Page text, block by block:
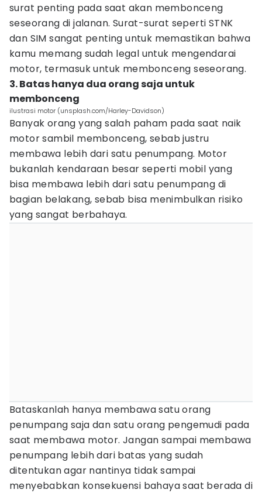
surat penting pada saat akan membonceng
seseorang di jalanan. Surat-surat seperti STNK
dan SIM sangat penting untuk memastikan bahwa
kamu memang sudah legal untuk mengendarai
motor, termasuk untuk membonceng seseorang.
3. Batas hanya dua orang saja untuk
membonceng
ilustrasi motor (unsplash.com/Harley-Davidson)
Banyak orang yang salah paham pada saat naik
motor sambil membonceng, sebab justru
membawa lebih dari satu penumpang. Motor
bukanlah kendaraan besar seperti mobil yang
bisa membawa lebih dari satu penumpang di
bagian belakang, sebab bisa menimbulkan risiko
yang sangat berbahaya.
Bataskanlah hanya membawa satu orang
penumpang saja dan satu orang pengemudi pada
saat membawa motor. Jangan sampai membawa
penumpang lebih dari batas yang sudah
ditentukan agar nantinya tidak sampai
menyebabkan konsekuensi bahaya saat berada di